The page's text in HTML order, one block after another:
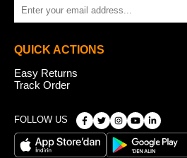
QUICK ACTIONS
Easy Returns
Track Order
FOLLOW US